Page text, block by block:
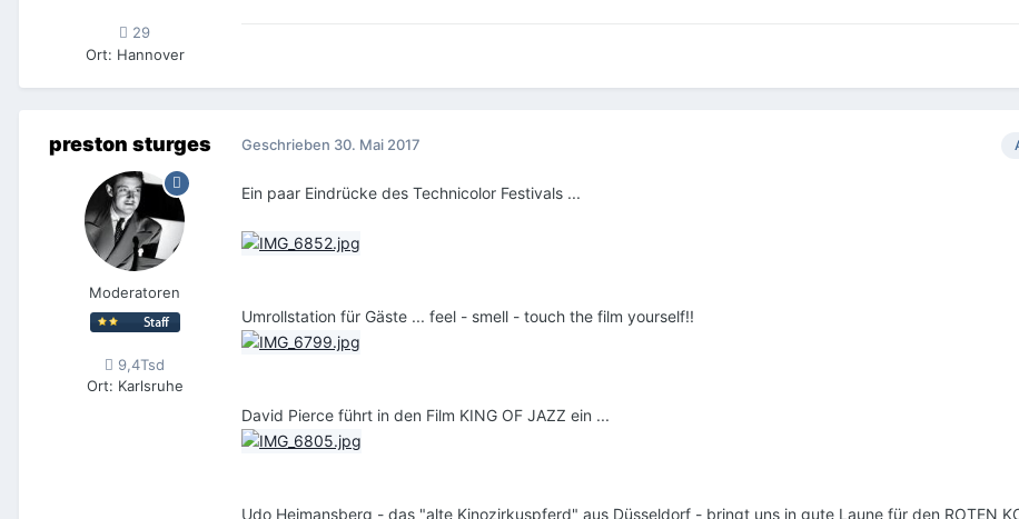
29
Ort: Hannover
preston sturges
Moderatoren
9,4Tsd
Ort: Karlsruhe
Geschrieben 30. Mai 2017
Ein paar Eindrücke des Technicolor Festivals ...
Umrollstation für Gäste ... feel - smell - touch the film yourself!!
David Pierce führt in den Film KING OF JAZZ ein ...
Udo Heimansberg - das "alte Kinozirkuspferd" aus Düsseldorf - bringt uns in gute Laune für den ROTEN